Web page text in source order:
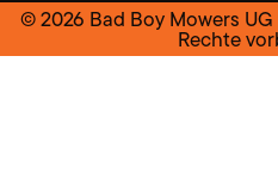
© 2026 Bad Boy Mowers
Rechte